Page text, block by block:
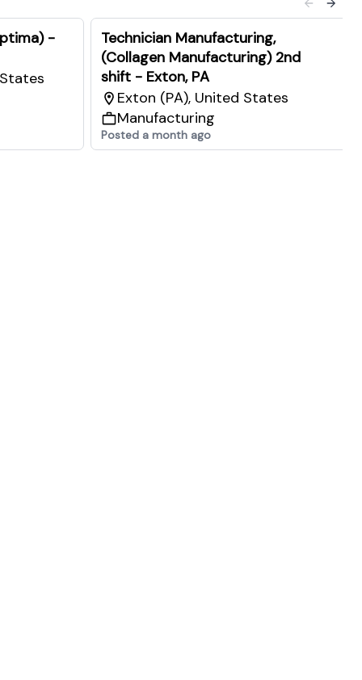
-
Technician Manufacturing,
(Collagen Manufacturing) 2nd
shift - Exton, PA
Exton (PA), United States
Manufacturing
Posted a month ago